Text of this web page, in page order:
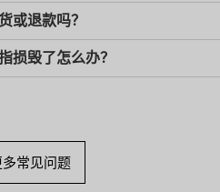
或退款吗？
损毁了怎么办？
多常见问题